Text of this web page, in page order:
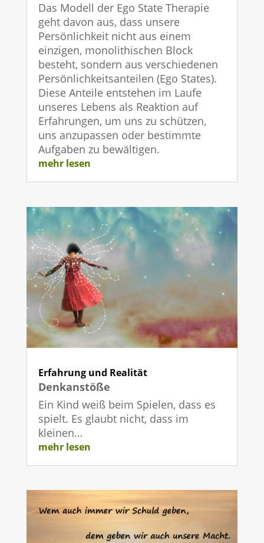
Das Modell der Ego State Therapie
geht davon aus, dass unsere
Persönlichkeit nicht aus einem
einzigen, monolithischen Block
besteht, sondern aus verschiedenen
Persönlichkeitsanteilen (Ego States).
Diese Anteile entstehen im Laufe
unseres Lebens als Reaktion auf
Erfahrungen, um uns zu schützen,
uns anzupassen oder bestimmte
Aufgaben zu bewältigen.
mehr lesen
Erfahrung und Realität
Denkanstöße
Ein Kind weiß beim Spielen, dass es
spielt. Es glaubt nicht, dass im
kleinen…
mehr lesen